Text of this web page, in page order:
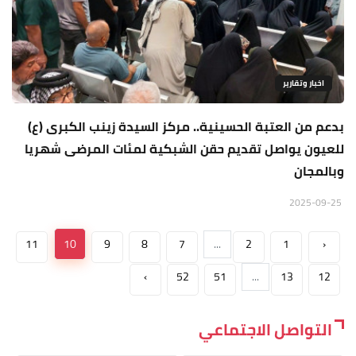
اخبار وتقارير
بدعم من العتبة الحسينية.. مركز السيدة زينب الكبرى (ع)
للعيون يواصل تقديم حقن الشبكية لمئات المرضى شهريا
وبالمجان
‹
1
2
...
7
8
9
10
11
12
13
...
51
52
›
التواصل الاجتماعي